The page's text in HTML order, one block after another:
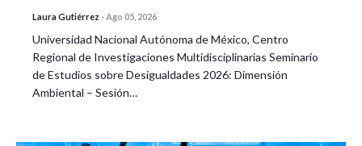
Laura Gutiérrez -Ago 05, 2026
Universidad Nacional Autónoma de México, Centro
Regional de Investigaciones Multidisciplinarias Seminario
de Estudios sobre Desigualdades 2026: Dimensión
Ambiental – Sesión…